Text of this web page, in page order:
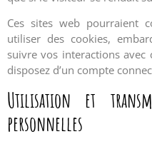
Ces sites web pourraient
utiliser des cookies,
suivre vos interactions avec
disposez d’un compte
Utilisation et
personnelles